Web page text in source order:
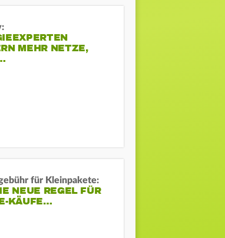
MEHR NETZE,
für Kleinpakete:
NEUE REGEL FÜR
KÄUFE…